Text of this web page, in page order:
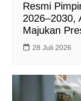
Resmi
2026–2030,
Majukan
28 Juli 2026